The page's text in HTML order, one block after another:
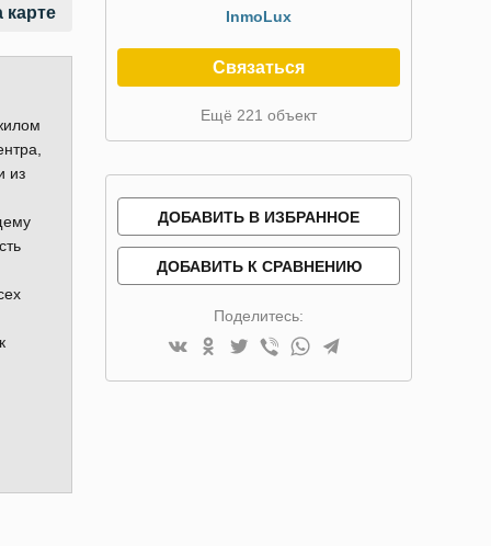
карте
из
InmoLux
Связаться
Ещё 221 объект
ДОБАВИТЬ В ИЗБРАННОЕ
ДОБАВИТЬ К СРАВНЕНИЮ
Поделитесь: